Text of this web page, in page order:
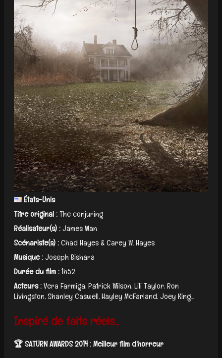
États-Unis
Titre original :The conjuring
Réalisateur(s) :James Wan
Scénariste(s) :Chad Hayes & Carey W. Hayes
Musique :Joseph Bishara
Durée du film :1h52
Acteurs :Vera Farmiga, Patrick Wilson, Lili Taylor, Ron
Livingston, Shanley Caswell, Hayley McFarland, Joey King...
Inspiré de faits réels...
🏆 SATURN AWARDS 2014 : Meilleur film d'horreur